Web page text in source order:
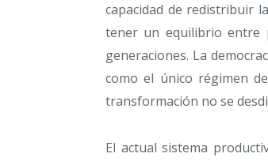
capacidad de redistribuir
tener un equilibrio entre
generaciones. La
como el único régimen
transformación no se
El actual sistema